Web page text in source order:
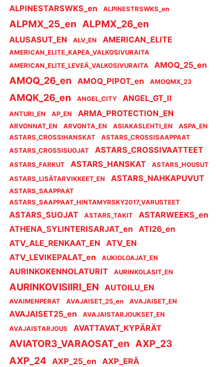
ALPINESTARSWKS_en ALPINESTRSWKS_en
ALPMX_25_en ALPMX_26_en
ALUSASUT_EN ALV_EN AMERICAN_ELITE
AMERICAN_ELITE_KAPEA_VALKOSIVURAITA
AMERICAN_ELITE_LEVEÄ_VALKOSIVURAITA
AMOQ_25_en
AMOQ_26_en AMOQ_PIPOT_en AMOQMX_23
AMQK_26_en ANGEL_CITY ANGEL_GT_II
ANTURI_EN AP_EN ARMA_PROTECTION_EN
ARVONNAT_EN ARVONTA_EN ASIAKASLEHTI_EN
ASPA_EN
ASTARS_CROSSIHANSKAT
ASTARS_CROSSISAAPPAAT
ASTARS_CROSSISUOJAT
ASTARS_CROSSIVAATTEET
ASTARS_FARKUT ASTARS_HANSKAT
ASTARS_HOUSUT
ASTARS_LISÄTARVIKKEET_EN
ASTARS_NAHKAPUVUT
ASTARS_SAAPPAAT
ASTARS_SAAPPAAT_HINTAMYRSKY2017_VARUSTEET
ASTARS_SUOJAT ASTARS_TAKIT
ASTARWEEKS_en
ATHENA_SYLINTERISARJAT_en ATI26_en
ATV_ALE_RENKAAT_EN
ATV_EN
ATV_LEVIKEPALAT_en
AUKIOLOAJAT_EN
AURINKOKENNOLATURIT AURINKOLASIT_EN
AURINKOVISIIRI_EN AUTOILU_EN
AVAIMENPERAT AVAJAISET_25_en AVAJAISET_EN
AVAJAISET25_en
AVAJAISTARJOUKSET_EN
AVAJAISTARJOUS
AVATTAVAT_KYPÄRÄT
AVIATOR3_VARAOSAT_en AXP_23
AXP_24 AXP_25_en AXP_ERÄ